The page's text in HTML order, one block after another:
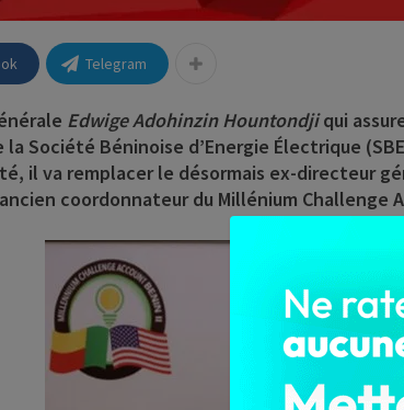
Telegram
Edwige Adohinzin Hountondji qui
Société Béninoise d’Energie Électrique
il va remplacer le désormais ex-directeur
coordonnateur du Millénium Challenge